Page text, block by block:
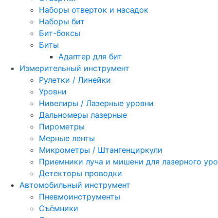
Наборы отверток и насадок
Наборы бит
Бит-боксы
Биты
Адаптер для бит
Измерительный инструмент
Рулетки / Линейки
Уровни
Нивелиры / Лазерные уровни
Дальномеры лазерные
Пирометры
Мерные ленты
Микрометры / Штангенциркули
Приемники луча и мишени для лазерного
Детекторы проводки
Автомобильный инструмент
Пневмоинструменты
Съёмники